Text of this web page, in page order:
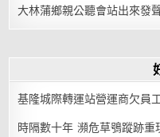
大林蒲鄉親公聽會站出來發
基隆城際轉運站營運商欠員
時隔數十年 瀕危草鴞蹤跡重